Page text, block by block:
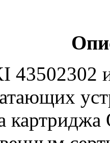
43502302